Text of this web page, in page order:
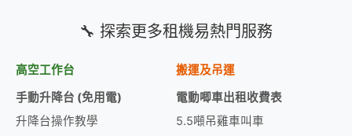
🔧 探索更多租機易熱門服務
高空工作台
手動升降台 (免用電)
升降台操作教學
搬運及吊運
電動唧車出租收費表
5.5噸吊雞車叫車